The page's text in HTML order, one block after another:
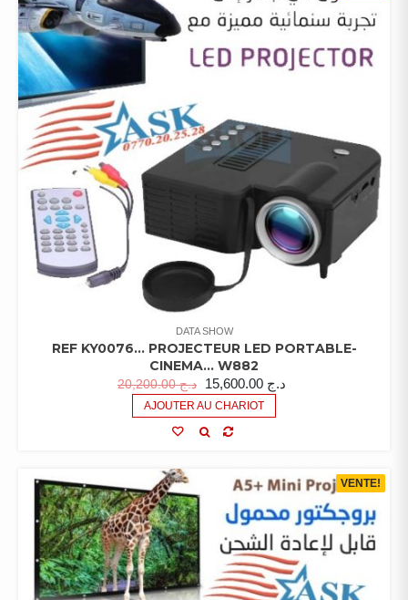
DATA SHOW
REF KY0076… PROJECTEUR LED PORTABLE-
CINEMA… W882
د.ج20,200.00 د.ج
AJOUTER AU CHARIOT
VENTE!